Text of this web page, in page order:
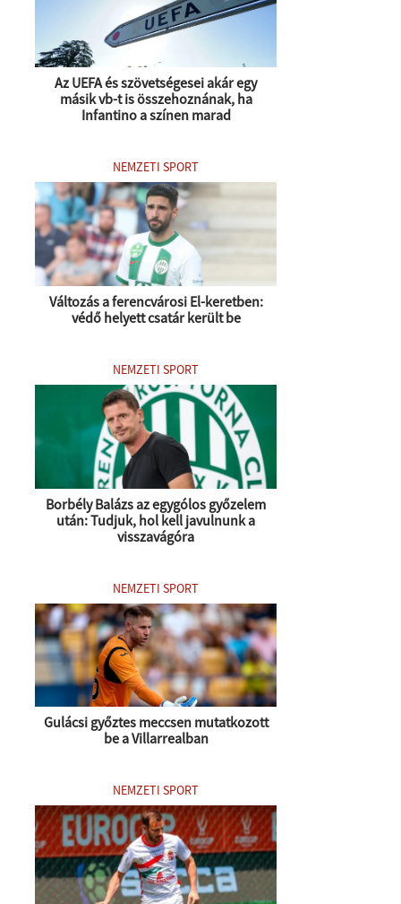
Az UEFA és szövetségesei akár egy
másik vb-t is összehoznának, ha
Infantino a színen marad
NEMZETI SPORT
Változás a ferencvárosi El-keretben:
védő helyett csatár került be
NEMZETI SPORT
Borbély Balázs az egygólos győzelem
után: Tudjuk, hol kell javulnunk a
visszavágóra
NEMZETI SPORT
Gulácsi győztes meccsen mutatkozott
be a Villarrealban
NEMZETI SPORT